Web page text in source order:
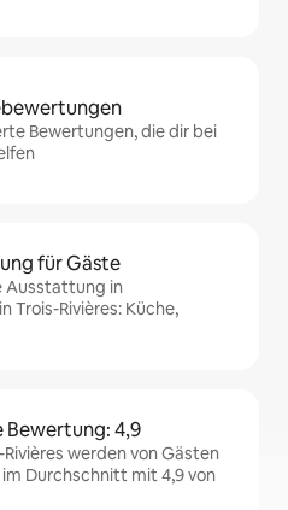
Bewertungen, die dir bei
für Gäste
Ausstattung in
Trois-Rivières: Küche,
4,9
werden von Gästen
Durchschnitt mit 4,9 von